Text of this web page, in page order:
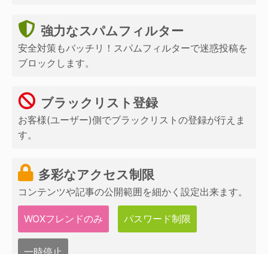
強力なスパムフィルター
安全対策もバッチリ！スパムフィルターで迷惑投稿を
ブロックします。
ブラックリスト登録
お客様(ユーザー)側でブラックリストの登録が行えま
す。
多彩なアクセス制限
コンテンツや記事の公開範囲を細かく設定出来ます。
WOXフレンドのみ パスワード制限
一時停止